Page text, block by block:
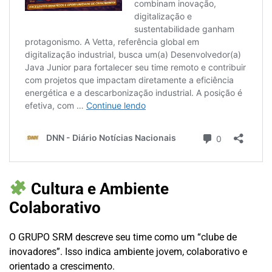
Cultura e Ambiente
Colaborativo
O GRUPO SRM descreve seu time como um “clube de
inovadores”. Isso indica ambiente jovem, colaborativo e
orientado a crescimento.